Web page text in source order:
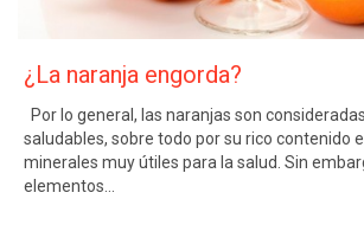
¿La naranja engorda?
Por lo general, las naranjas son
saludables, sobre todo por su rico contenido
minerales muy útiles para la salud. Sin
elementos…